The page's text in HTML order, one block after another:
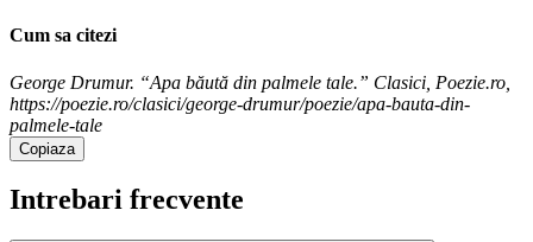
Cum sa citezi
George Drumur. “Apa băută din palmele tale.” Clasici, Poezie.ro,
https://poezie.ro/clasici/george-drumur/poezie/apa-bauta-din-
palmele-tale
Copiaza
Intrebari frecvente